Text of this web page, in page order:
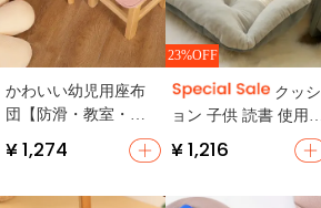
かわいい幼児用座布
団【防滑・教室・椅
¥ 1,274
23%OFF
クッシ
ョン 子供 読書 使用シ
ーン タタミスタイル
素材 快適 デザイン
¥ 1,216